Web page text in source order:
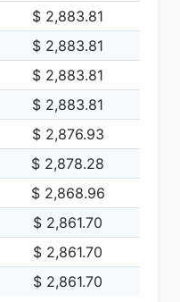
$ 2,883.81
$ 2,883.81
$ 2,883.81
$ 2,883.81
$ 2,876.93
$ 2,878.28
$ 2,868.96
$ 2,861.70
$ 2,861.70
$ 2,861.70